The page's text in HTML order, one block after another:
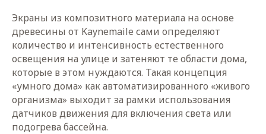
Экраны из композитного материала на основе
древесины от Kaynemaile сами определяют
количество и интенсивность естественного
освещения на улице и затеняют те области дома,
которые в этом нуждаются. Такая концепция
«умного дома» как автоматизированного «живого
организма» выходит за рамки использования
датчиков движения для включения света или
подогрева бассейна.